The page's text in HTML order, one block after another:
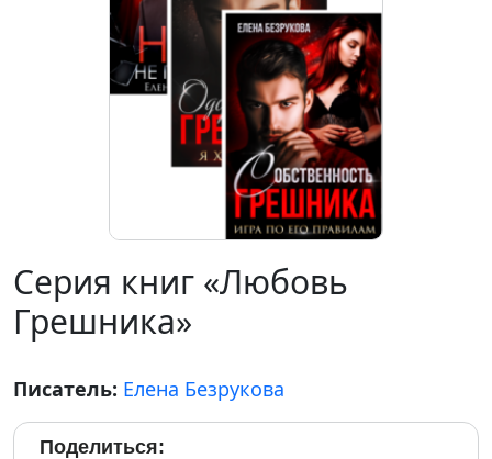
Серия книг «Любовь
Грешника»
Писатель: Елена Безрукова
Поделиться: